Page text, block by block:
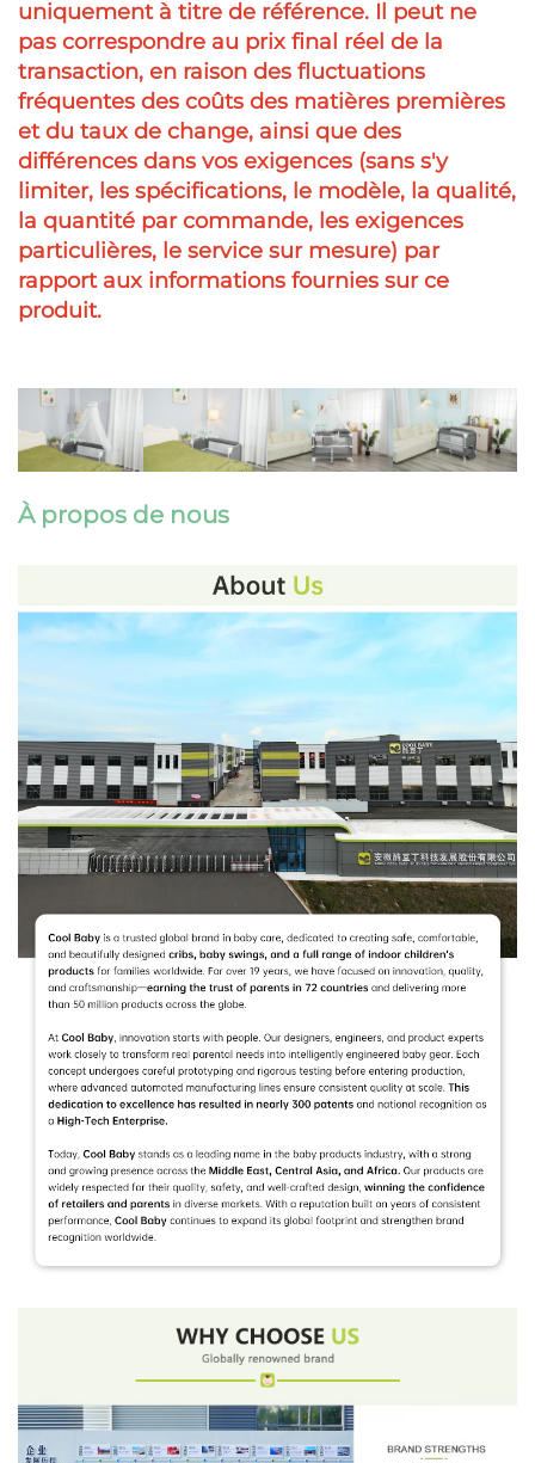
uniquement à titre de référence. Il peut ne
pas correspondre au prix final réel de la
transaction, en raison des fluctuations
fréquentes des coûts des matières premières
et du taux de change, ainsi que des
différences dans vos exigences (sans s'y
limiter, les spécifications, le modèle, la qualité,
la quantité par commande, les exigences
particulières, le service sur mesure) par
rapport aux informations fournies sur ce
produit.
À propos de nous